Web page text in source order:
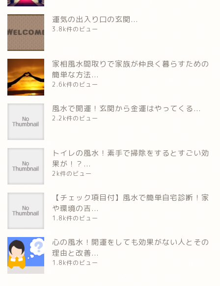
運気の出入り口の玄関...
3.8k件のビュー
家相風水間取りで家族が仲良く暮らすための
簡単な方法...
2.6k件のビュー
風水で開運！玄関から金運はやってくる...
2.2k件のビュー
トイレの風水！素手で掃除をするとすごい効
果が！？...
2k件のビュー
【チェック項目付】風水で簡単自宅診断！家
や環境の吉...
1.8k件のビュー
心の風水！開運をしても効果がない人とその
理由と改善...
1.8k件のビュー